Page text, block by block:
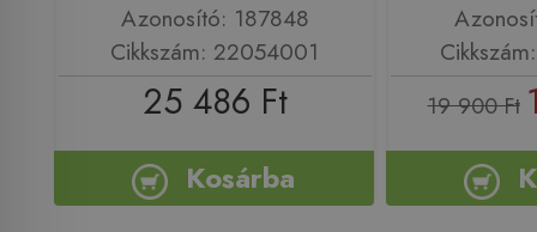
Azonosító: 187848
Cikkszám: 22054001
25 486 Ft
Kosárba
19 900 Ft